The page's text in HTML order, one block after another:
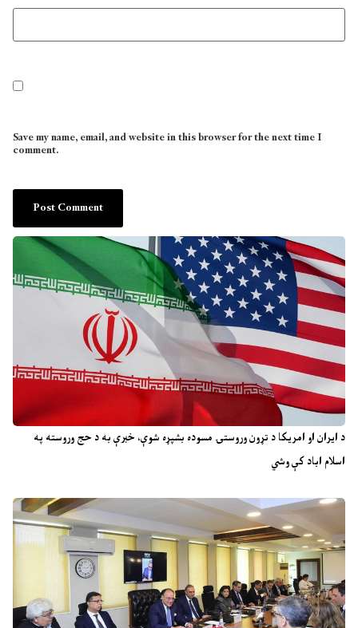
د ایران او امریکا د تړون وروستۍ مسوده بشپړه شوې، خبرې به د حج وروسته په
اسلام اباد کې وشي
Save my name, email, and website in this browser for the next time I
comment.